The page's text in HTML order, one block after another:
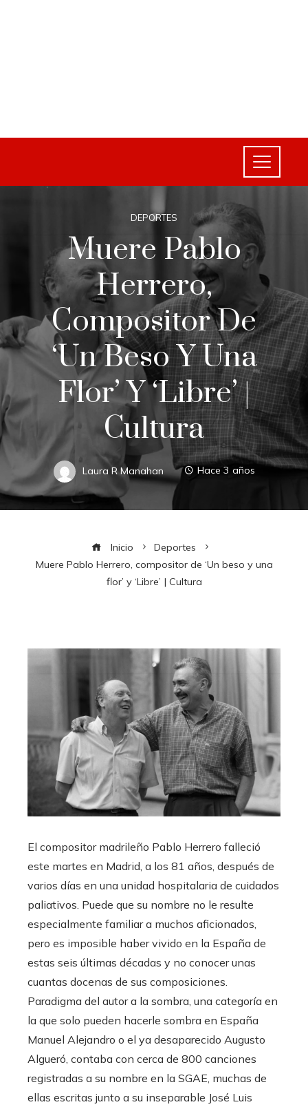
DEPORTES
Muere Pablo
Herrero,
Compositor De
‘Un Beso Y Una
Flor’ Y ‘Libre’ |
Cultura
Laura R Manahan Hace 3 años
Inicio
Deportes
Muere Pablo Herrero, compositor de ‘Un beso y una
flor’ y ‘Libre’ | Cultura
El compositor madrileño Pablo Herrero falleció
este martes en Madrid, a los 81 años, después de
varios días en una unidad hospitalaria de cuidados
paliativos. Puede que su nombre no le resulte
especialmente familiar a muchos aficionados,
pero es imposible haber vivido en la España de
estas seis últimas décadas y no conocer unas
cuantas docenas de sus composiciones.
Paradigma del autor a la sombra, una categoría en
la que solo pueden hacerle sombra en España
Manuel Alejandro o el ya desaparecido Augusto
Algueró, contaba con cerca de 800 canciones
registradas a su nombre en la SGAE, muchas de
ellas escritas junto a su inseparable José Luis